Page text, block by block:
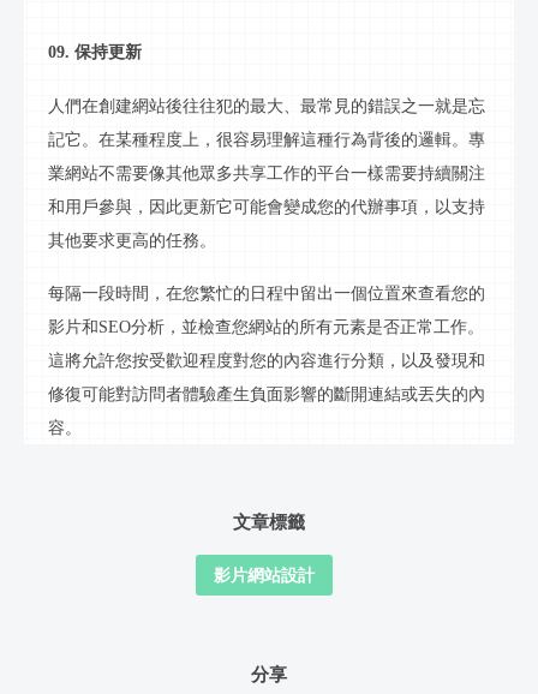
09. 保持更新
人們在創建網站後往往犯的最大、最常見的錯誤之一就是忘
記它。在某種程度上，很容易理解這種行為背後的邏輯。專
業網站不需要像其他眾多共享工作的平台一樣需要持續關注
和用戶參與，因此更新它可能會變成您的代辦事項，以支持
其他要求更高的任務。
每隔一段時間，在您繁忙的日程中留出一個位置來查看您的
影片和 SEO分析，並檢查您網站的所有元素是否正常工作。
這將允許您按受歡迎程度對您的內容進行分類，以及發現和
修復可能對訪問者體驗產生負面影響的斷開連結或丟失的內
容。
文章標籤
影片網站設計
分享